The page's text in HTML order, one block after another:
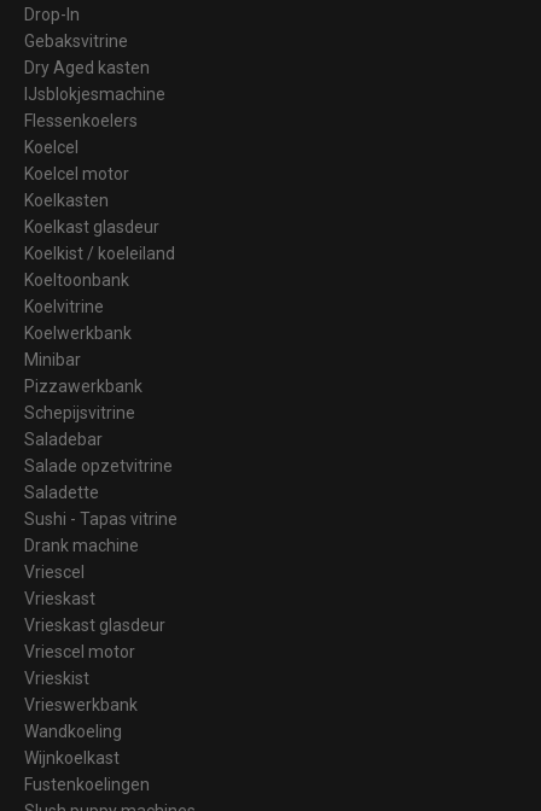
Drop-In
Gebaksvitrine
Dry Aged kasten
IJsblokjesmachine
Flessenkoelers
Koelcel
Koelcel motor
Koelkasten
Koelkast glasdeur
Koelkist / koeleiland
Koeltoonbank
Koelvitrine
Koelwerkbank
Minibar
Pizzawerkbank
Schepijsvitrine
Saladebar
Salade opzetvitrine
Saladette
Sushi - Tapas vitrine
Drank machine
Vriescel
Vrieskast
Vrieskast glasdeur
Vriescel motor
Vrieskist
Vrieswerkbank
Wandkoeling
Wijnkoelkast
Fustenkoelingen